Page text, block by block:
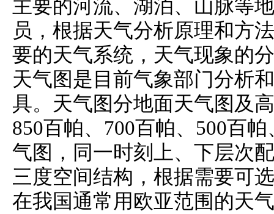
主要的河流、湖泊、山脉等
员，根据天气分析原理和方
要的天气系统，天气现象的
天气图是目前气象部门分析
具。天气图分地面天气图及
850百帕、700百帕、500百
气图，同一时刻上、下层次
三度空间结构，根据需要可
在我国通常用欧亚范围的天